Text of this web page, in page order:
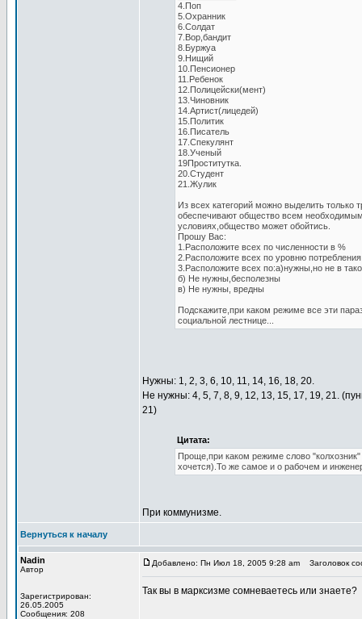
4.Поп
5.Охранник
6.Солдат
7.Вор,бандит
8.Буржуа
9.Нищий
10.Пенсионер
11.Ребенок
12.Полицейски(мент)
13.Чиновник
14.Артист(лицедей)
15.Политик
16.Писатель
17.Спекулянт
18.Ученый
19Проститутка.
20.Студент
21.Жулик
Из всех категорий можно выделить только
обеспечивают общество всем
условиях,общество может обойтись.
Прошу Вас:
1.Расположите всех по численности в %
2.Расположите всех по уровню
3.Расположите всех по:а)нужны,но не в
б) Не нужны,бесполезны
в) Не нужны, вредны
Подскажите,при каком режиме все эти
социальной лестнице...
Нужны: 1, 2, 3, 6, 10, 11, 14, 16, 18, 20.
Не нужны: 4, 5, 7, 8, 9, 12, 13, 15, 17, 19, 21.
21)
Цитата:
Проще,при каком режиме слово
хочется).То же самое и о рабочем и
При коммунизме.
Вернуться к началу
Nadin
Автор
Зарегистрирован:
26.05.2005
Сообщения: 208
Добавлено: Пн Июл 18, 2005 9:28 am Заголовок
Так вы в марксизме сомневаетесь или знаете?